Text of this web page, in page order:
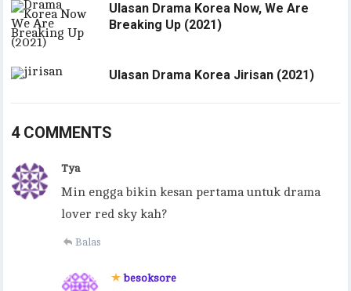
Ulasan Drama Korea Now, We Are
Breaking Up (2021)
Ulasan Drama Korea Jirisan (2021)
4 COMMENTS
Tya
Min engga bikin kesan pertama untuk drama
lover red sky kah?
Balas
besoksore